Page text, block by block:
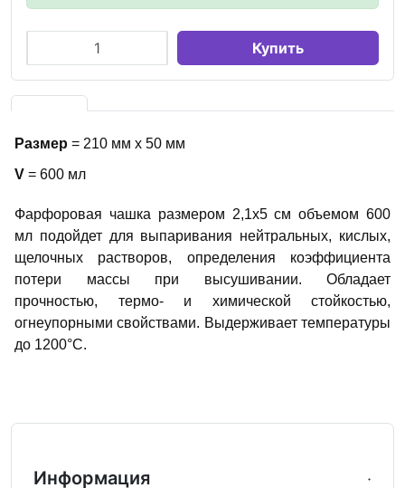
Купить
Размер = 210 мм х 50 мм
V = 600 мл
Фарфоровая чашка размером 2,1х5 см объемом 600
мл подойдет для выпаривания нейтральных, кислых,
щелочных растворов, определения коэффициента
потери массы при высушивании. Обладает
прочностью, термо- и химической стойкостью,
огнеупорными свойствами. Выдерживает температуры
до 1200°С.
Информация